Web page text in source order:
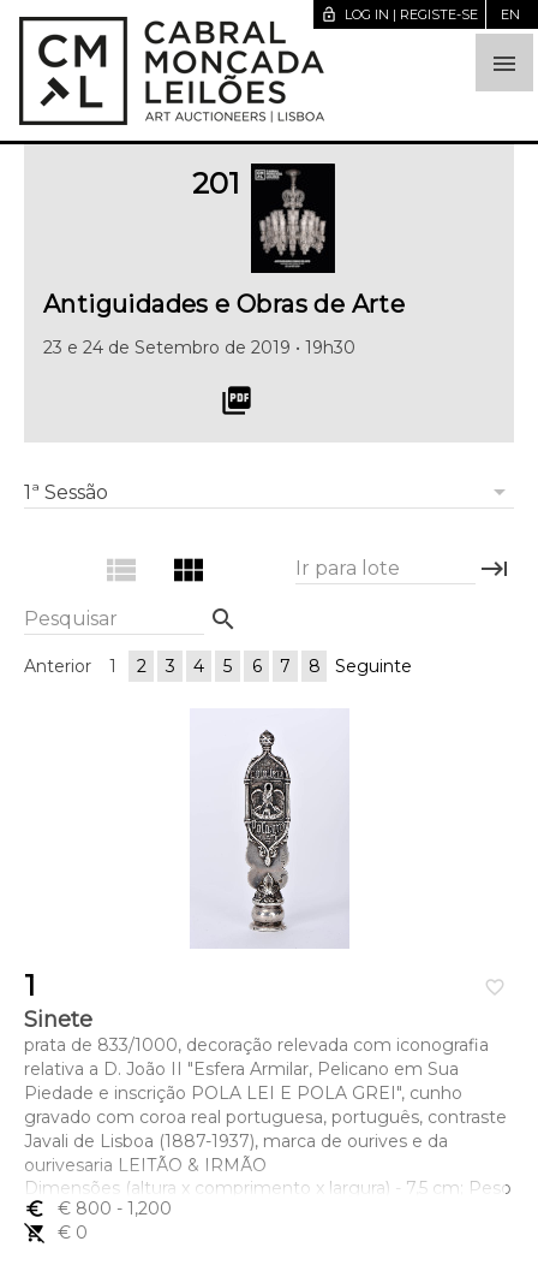

lock_open LOG IN | REGISTE-SE EN
201
Antiguidades e Obras de Arte
23 e 24 de Setembro de 2019 • 19h30
picture_as_pdf
arrow_drop_down
1ª Sessão
view_list view_module Ir para lote keyboard_tab
Pesquisar search
Anterior 1 2 3 4 5 6 7 8 Seguinte
favorite_border
1
Sinete
prata de 833/1000, decoração relevada com iconografia
relativa a D. João II "Esfera Armilar, Pelicano em Sua
Piedade e inscrição POLA LEI E POLA GREI", cunho
gravado com coroa real portuguesa, português, contraste
Javali de Lisboa (1887-1937), marca de ourives e da
ourivesaria LEITÃO & IRMÃO
Dimensões (altura x comprimento x largura) - 7,5 cm; Peso
- 33 g.
euro_symbol € 800 - 1,200
remove_shopping_cart
€ 0